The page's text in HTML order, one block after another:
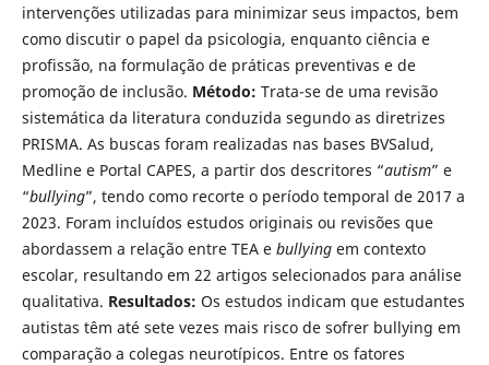
intervenções utilizadas para minimizar seus impactos, bem
como discutir o papel da psicologia, enquanto ciência e
profissão, na formulação de práticas preventivas e de
promoção de inclusão. Método: Trata-se de uma revisão
sistemática da literatura conduzida segundo as diretrizes
PRISMA. As buscas foram realizadas nas bases BVSalud,
Medline e Portal CAPES, a partir dos descritores “autism” e
“bullying”, tendo como recorte o período temporal de 2017 a
2023. Foram incluídos estudos originais ou revisões que
abordassem a relação entre TEA e bullyingem contexto
escolar, resultando em 22 artigos selecionados para análise
qualitativa. Resultados: Os estudos indicam que estudantes
autistas têm até sete vezes mais risco de sofrer bullying em
comparação a colegas neurotípicos. Entre os fatores